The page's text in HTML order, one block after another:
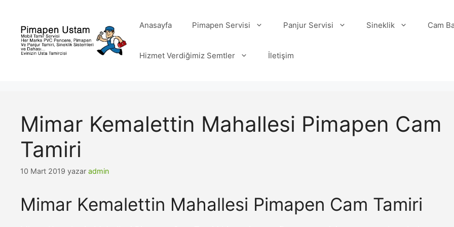
Anasayfa Pimapen Servisi Panjur Servisi Sineklik Cam
Hizmet Verdiğimiz Semtler İletişim
Mimar Kemalettin Mahallesi Pimapen Cam
Tamiri
10 Mart 2019 yazar admin
Mimar Kemalettin Mahallesi Pimapen Cam Tamiri